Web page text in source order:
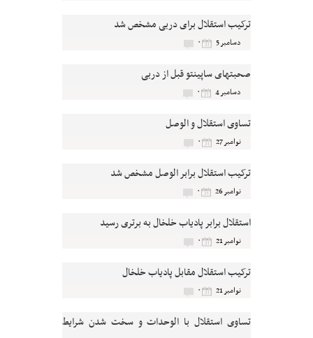
ترکیب استقلال برای دربی مشخص شد
دسامبر 5 ۰
صحبتهای ساپینتو قبل از دربی
دسامبر 4 ۰
تساوی استقلال و الوصل
نوامبر 27 ۰
ترکیب استقلال برابر الوصل مشخص شد
نوامبر 26 ۰
استقلال برابر پادیاب خلخال به برتری رسید
نوامبر 21 ۰
ترکیب استقلال مقابل پادیاب خلخال
نوامبر 21 ۰
تساوی استقلال با الوحدات و سخت شدن شرایط